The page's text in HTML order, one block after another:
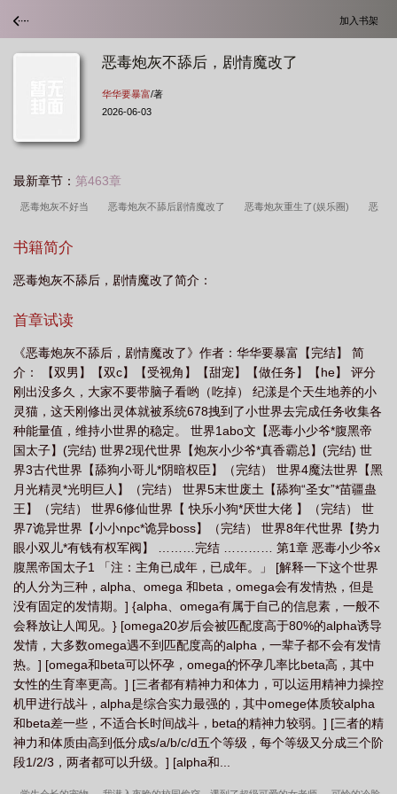
加入书架
恶毒炮灰不舔后，剧情魔改了
华华要暴富/著
2026-06-03
最新章节： 第463章
恶毒炮灰不好当 恶毒炮灰不舔后剧情魔改了 恶毒炮灰重生了(娱乐圈) 恶
读 恶毒炮灰爱种田(快穿)格格党
哪里看 恶毒炮灰他不想万人迷(穿书)作者梦.千航
书籍简介
恶毒炮灰不舔后，剧情魔改了简介：
首章试读
《恶毒炮灰不舔后，剧情魔改了》作者：华华要暴富【完结】 简
介： 【双男】【双c】【受视角】【甜宠】【做任务】【he】 评分
刚出没多久，大家不要带脑子看哟（吃掉） 纪漾是个天生地养的小
灵猫，这天刚修出灵体就被系统678拽到了小世界去完成任务收集各
种能量值，维持小世界的稳定。 世界1abo文【恶毒小少爷*腹黑帝
国太子】(完结) 世界2现代世界【炮灰小少爷*真香霸总】(完结) 世
界3古代世界【舔狗小哥儿*阴暗权臣】（完结） 世界4魔法世界【黑
月光精灵*光明巨人】（完结） 世界5末世废土【舔狗“圣女”*苗疆蛊
王】（完结） 世界6修仙世界【 快乐小狗*厌世大佬 】（完结） 世
界7诡异世界【小小npc*诡异boss】（完结） 世界8年代世界【势力
眼小双儿*有钱有权军阀】 ………完结 ………… 第1章 恶毒小少爷x
腹黑帝国太子1 「注：主角已成年，已成年。」 [解释一下这个世界
的人分为三种，alpha、omega 和beta，omega会有发情热，但是
没有固定的发情期。] {alpha、omega有属于自己的信息素，一般不
会释放让人闻见。} [omega20岁后会被匹配度高于80%的alpha诱导
发情，大多数omega遇不到匹配度高的alpha，一辈子都不会有发情
热。] [omega和beta可以怀孕，omega的怀孕几率比beta高，其中
女性的生育率更高。] [三者都有精神力和体力，可以运用精神力操控
机甲进行战斗，alpha是综合实力最强的，其中omege体质较alpha
和beta差一些，不适合长时间战斗，beta的精神力较弱。] [三者的精
神力和体质由高到低分成s/a/b/c/d五个等级，每个等级又分成三个阶
段1/2/3，两者都可以升级。] [alpha和...